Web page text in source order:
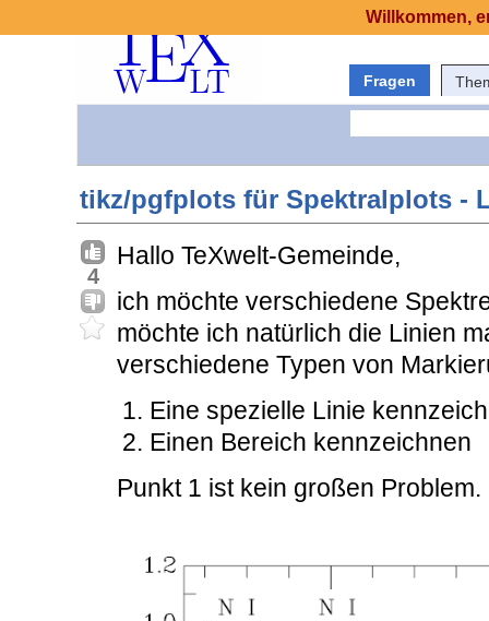
Fragen
tikz/pgfplots für Spektralplots -
4
Hallo TeXwelt-Gemeinde,
ich möchte verschiedene
möchte ich natürlich die Linien
verschiedene Typen von
Eine spezielle Linie
Einen Bereich kennzeichnen
Punkt 1 ist kein großen
Willkommen,